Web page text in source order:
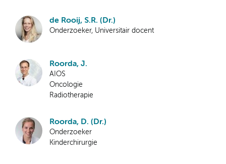
de Rooij, S.R. (Dr.)
Onderzoeker, Universitair docent
Roorda, J.
AIOS
Oncologie
Radiotherapie
Roorda, D. (Dr.)
Onderzoeker
Kinderchirurgie